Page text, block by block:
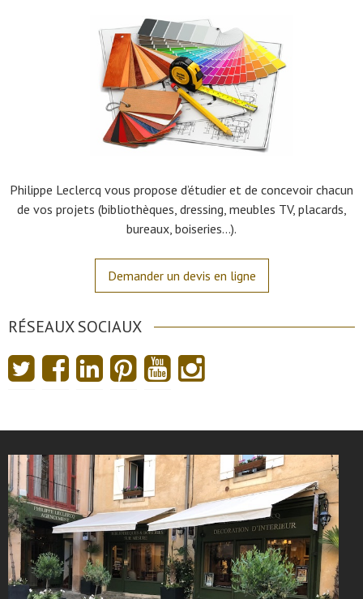
Philippe Leclercq vous propose d’étudier et de concevoir chacun
de vos projets (bibliothèques, dressing, meubles TV, placards,
bureaux, boiseries…).
Demander un devis en ligne
RÉSEAUX SOCIAUX